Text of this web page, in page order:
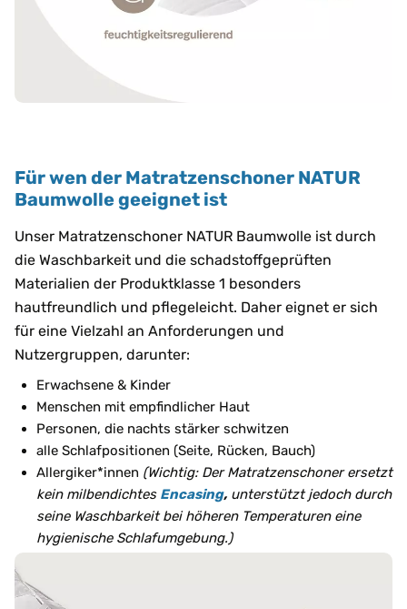
Für wen der Matratzenschoner NATUR
Baumwolle geeignet ist
Unser Matratzenschoner NATUR Baumwolle ist durch
die Waschbarkeit und die schadstoffgeprüften
Materialien der Produktklasse 1 besonders
hautfreundlich und pflegeleicht. Daher eignet er sich
für eine Vielzahl an Anforderungen und
Nutzergruppen, darunter:
Erwachsene & Kinder
Menschen mit empfindlicher Haut
Personen, die nachts stärker schwitzen
alle Schlafpositionen (Seite, Rücken, Bauch)
Allergiker*innen (Wichtig: Der Matratzenschoner ersetzt
kein milbendichtes Encasing, unterstützt jedoch durch
seine Waschbarkeit bei höheren Temperaturen eine
hygienische Schlafumgebung.)